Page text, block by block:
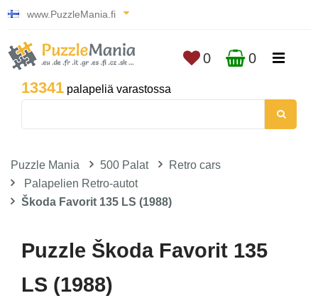
www.PuzzleMania.fi
13341 palapeliä varastossa
0 0
Puzzle Mania 500 Palat
Retro cars
Palapelien Retro-autot
Škoda Favorit 135 LS (1988)
Puzzle Škoda Favorit 135
LS (1988)